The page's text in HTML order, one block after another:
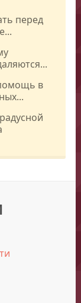
перед
в